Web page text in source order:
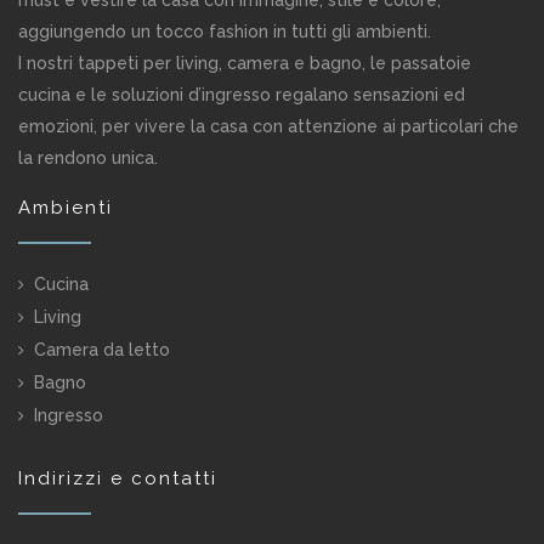
aggiungendo un tocco fashion in tutti gli ambienti.
I nostri tappeti per living, camera e bagno, le passatoie
cucina e le soluzioni d’ingresso regalano sensazioni ed
emozioni, per vivere la casa con attenzione ai particolari che
la rendono unica.
Ambienti
Cucina
Living
Camera da letto
Bagno
Ingresso
Indirizzi e contatti